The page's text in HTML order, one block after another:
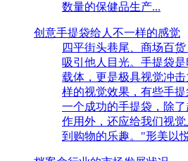
数量的保健品生产...
创意手提袋给人不一样的感觉
四平街头巷尾、商场百
吸引他人目光。手提袋
载体，更是极具视觉冲
样的视觉效果，有些手提
一个成功的手提袋，除
作用外，还应给我们视
到购物的乐趣。"形美以